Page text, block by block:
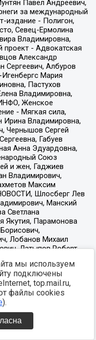
мы используем
подключены
top.mail.ru,
файлы cookies
).